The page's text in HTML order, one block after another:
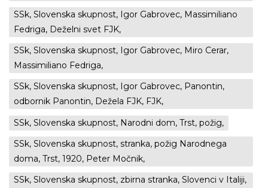
SSk, Slovenska skupnost, Igor Gabrovec, Massimiliano
Fedriga, Deželni svet FJK,
SSk, Slovenska skupnost, Igor Gabrovec, Miro Cerar,
Massimiliano Fedriga,
SSk, Slovenska skupnost, Igor Gabrovec, Panontin,
odbornik Panontin, Dežela FJK, FJK,
SSk, Slovenska skupnost, Narodni dom, Trst, požig,
SSk, Slovenska skupnost, stranka, požig Narodnega
doma, Trst, 1920, Peter Močnik,
SSk, Slovenska skupnost, zbirna stranka, Slovenci v Italiji,